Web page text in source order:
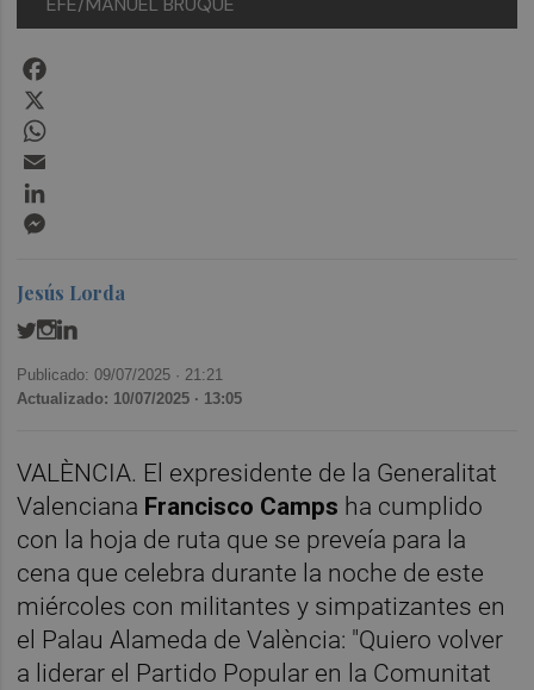
Jesús Lorda
Publicado: 09/07/2025 · 21:21
Actualizado: 10/07/2025 · 13:05
VALÈNCIA. El expresidente de la Generalitat
Valenciana Francisco Camps ha cumplido
con la hoja de ruta que se preveía para la
cena que celebra durante la noche de este
miércoles con militantes y simpatizantes en
el Palau Alameda de València: "Quiero volver
a liderar el Partido Popular en la Comunitat